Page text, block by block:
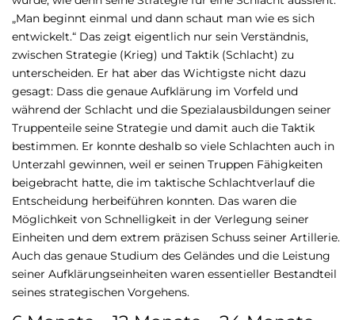
„Man beginnt einmal und dann schaut man wie es sich
entwickelt.“ Das zeigt eigentlich nur sein Verständnis,
zwischen Strategie (Krieg) und Taktik (Schlacht) zu
unterscheiden. Er hat aber das Wichtigste nicht dazu
gesagt: Dass die genaue Aufklärung im Vorfeld und
während der Schlacht und die Spezialausbildungen seiner
Truppenteile seine Strategie und damit auch die Taktik
bestimmen. Er konnte deshalb so viele Schlachten auch in
Unterzahl gewinnen, weil er seinen Truppen Fähigkeiten
beigebracht hatte, die im taktische Schlachtverlauf die
Entscheidung herbeiführen konnten. Das waren die
Möglichkeit von Schnelligkeit in der Verlegung seiner
Einheiten und dem extrem präzisen Schuss seiner Artillerie.
Auch das genaue Studium des Geländes und die Leistung
seiner Aufklärungseinheiten waren essentieller Bestandteil
seines strategischen Vorgehens.